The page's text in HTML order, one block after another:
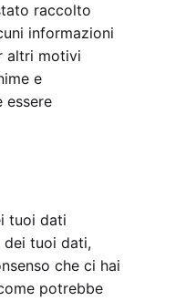
raccolto
informazioni
altri motivi
e
essere
tuoi dati
dei tuoi dati,
che ci hai
potrebbe